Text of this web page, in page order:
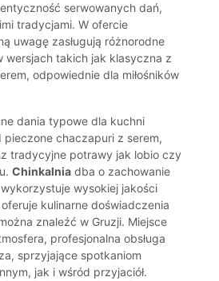
serwowanych dań,
tradycjami. W ofercie
uwagę zasługują różnorodne
wersjach takich jak klasyczna z
odpowiednie dla miłośników
dania typowe dla kuchni
pieczone chaczapuri z serem,
tradycyjne potrawy jak lobio czy
Chinkalnia dba o zachowanie
wysokiej jakości
kulinarne doświadczenia
znaleźć w Gruzji. Miejsce
profesjonalna obsługa
sprzyjające spotkaniom
jak i wśród przyjaciół.